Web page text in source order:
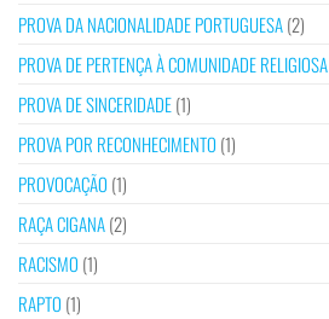
PROVA DA NACIONALIDADE PORTUGUESA(2)
PROVA DE PERTENÇA À COMUNIDADE RELIGIOSA
PROVA DE SINCERIDADE(1)
PROVA POR RECONHECIMENTO (1)
PROVOCAÇÃO (1)
RAÇA CIGANA(2)
RACISMO (1)
RAPTO (1)